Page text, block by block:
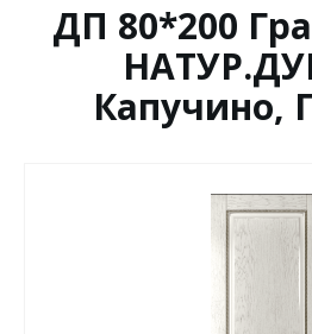
ДП 80*200
Капучино,